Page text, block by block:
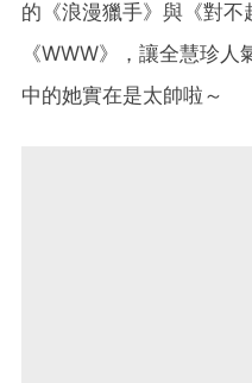
的《浪漫獵手》與《對
《WWW》，讓全慧珍
中的她實在是太帥啦～